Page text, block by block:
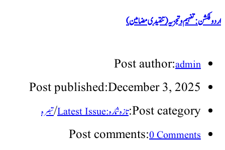
اردو فکشن:تفہیم و تجزیہ(تنقیدی مضامین)
Post author:admin
Post published:December 3, 2025
Post category: تازہ شمارہ : Latest Issue /تبصرہ
Post comments:0 Comments